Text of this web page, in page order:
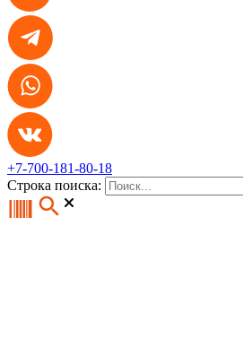
+7-700-181-80-18
Строка поиска: